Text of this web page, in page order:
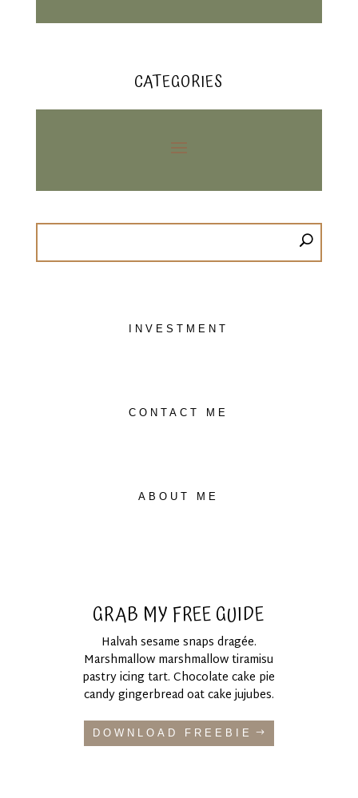
CATEGORIES
INVESTMENT
CONTACT ME
ABOUT ME
GRAB MY FREE GUIDE
Halvah sesame snaps dragée.
Marshmallow marshmallow tiramisu
pastry icing tart. Chocolate cake pie
candy gingerbread oat cake jujubes.
DOWNLOAD FREEBIE